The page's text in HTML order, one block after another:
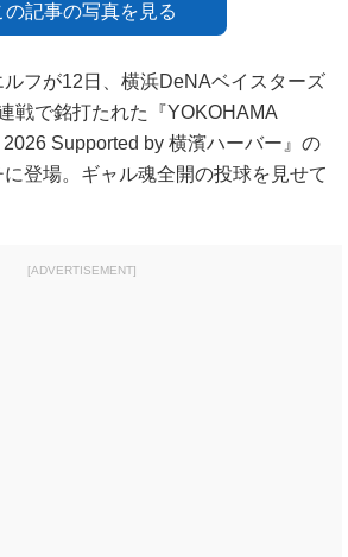
の記事の写真を見る
フが12日、横浜DeNAベイスターズ
戦で銘打たれた『YOKOHAMA
Supported by 横濱ハーバー』の
登場。ギャル魂全開の投球を見せて
[ADVERTISEMENT]